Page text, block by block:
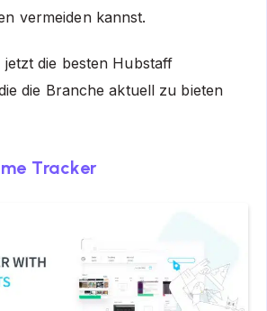
vermeiden kannst.
die besten Hubstaff
die Branche aktuell zu bieten
Tracker